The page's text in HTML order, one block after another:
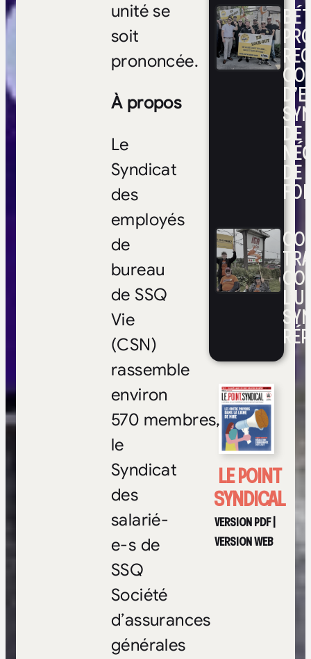
DE
DE
FOI
LE POINT
SYNDICAL
VERSION PDF|
VERSION WEB
unité se
soit
prononcée.
À propos
Le
Syndicat
des
employés
de
bureau
de SSQ
Vie
(CSN)
rassemble
environ
570 membres,
le
Syndicat
des
salarié-
e-s de
SSQ
Société
d’assurances
générales